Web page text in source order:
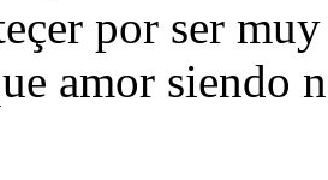
por ser
amor siendo